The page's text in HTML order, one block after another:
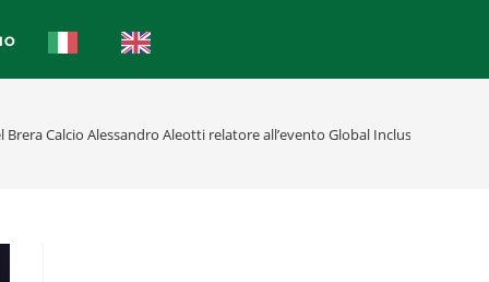
Calcio Alessandro Aleotti relatore all’evento Global Inclusion del Sole